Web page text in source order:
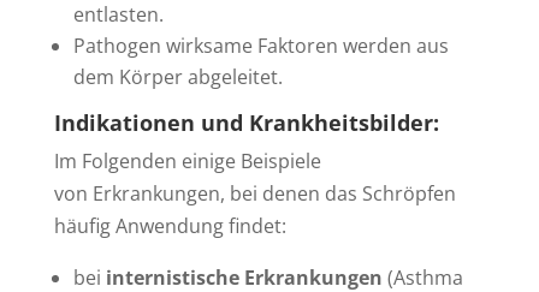
entlasten.
Pathogen wirksame Faktoren werden aus
dem Körper abgeleitet.
Indikationen und Krankheitsbilder:
Im Folgenden einige Beispiele
von Erkrankungen, bei denen das Schröpfen
häufig Anwendung findet:
bei internistische Erkrankungen (Asthma